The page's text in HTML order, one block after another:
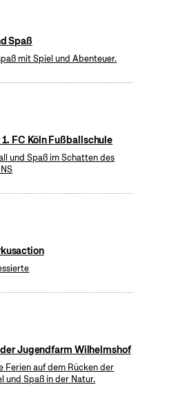
Spaß
mit Spiel und Abenteuer.
FC Köln Fußballschule
und Spaß im Schatten des
Jugendfarm Wilhelmshof
Ferien auf dem Rücken der
und Spaß in der Natur.